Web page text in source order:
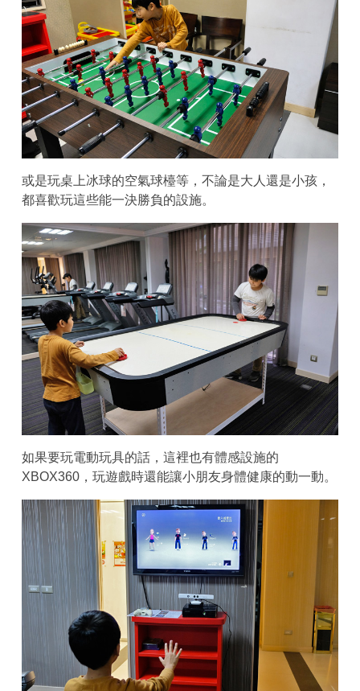
或是玩桌上冰球的空氣球檯等，不論是大人還是小孩，
都喜歡玩這些能一決勝負的設施。
如果要玩電動玩具的話，這裡也有體感設施的
XBOX360，玩遊戲時還能讓小朋友身體健康的動一動。